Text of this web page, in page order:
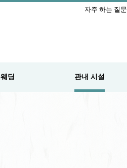
자주 하는 질문
웨딩 관내 시설